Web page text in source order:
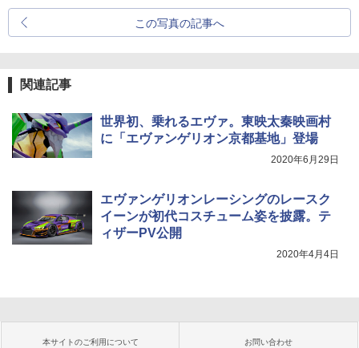
この写真の記事へ
関連記事
世界初、乗れるエヴァ。東映太秦映画村
に「エヴァンゲリオン京都基地」登場
2020年6月29日
エヴァンゲリオンレーシングのレースク
イーンが初代コスチューム姿を披露。テ
ィザーPV公開
2020年4月4日
本サイトのご利用について お問い合わせ